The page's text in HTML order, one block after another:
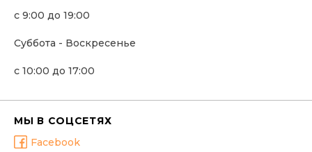
с 9:00 до 19:00
Суббота - Воскресенье
с 10:00 до 17:00
МЫ В СОЦСЕТЯХ
Facebook